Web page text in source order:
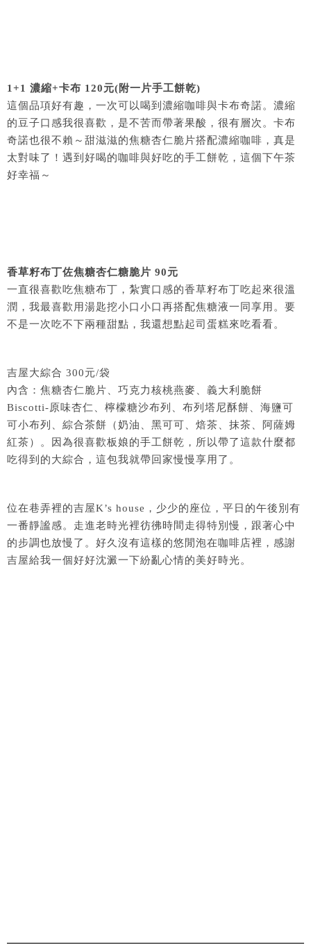
1+1 濃縮+卡布 120元(附一片手工餅乾)
這個品項好有趣，一次可以喝到濃縮咖啡與卡布奇諾。濃縮
的豆子口感我很喜歡，是不苦而帶著果酸，很有層次。卡布
奇諾也很不賴～甜滋滋的焦糖杏仁脆片搭配濃縮咖啡，真是
太對味了！遇到好喝的咖啡與好吃的手工餅乾，這個下午茶
好幸福～
香草籽布丁佐焦糖杏仁糖脆片 90元
一直很喜歡吃焦糖布丁，紮實口感的香草籽布丁吃起來很溫
潤，我最喜歡用湯匙挖小口小口再搭配焦糖液一同享用。要
不是一次吃不下兩種甜點，我還想點起司蛋糕來吃看看。
吉屋大綜合 300元/袋
內含：焦糖杏仁脆片、巧克力核桃燕麥、義大利脆餅
Biscotti-原味杏仁、檸檬糖沙布列、布列塔尼酥餅、海鹽可
可小布列、綜合茶餅（奶油、黑可可、焙茶、抹茶、阿薩姆
紅茶）。因為很喜歡板娘的手工餅乾，所以帶了這款什麼都
吃得到的大綜合，這包我就帶回家慢慢享用了。
位在巷弄裡的吉屋K’s house，少少的座位，平日的午後別有
一番靜謐感。走進老時光裡彷彿時間走得特別慢，跟著心中
的步調也放慢了。好久沒有這樣的悠閒泡在咖啡店裡，感謝
吉屋給我一個好好沈澱一下紛亂心情的美好時光。